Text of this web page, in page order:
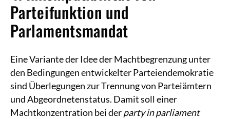
Parteifunktion und
Parlamentsmandat
Eine Variante der Idee der Machtbegrenzung unter
den Bedingungen entwickelter Parteiendemokratie
sind Überlegungen zur Trennung von Parteiämtern
und Abgeordnetenstatus. Damit soll einer
Machtkonzentration bei derparty in parliament